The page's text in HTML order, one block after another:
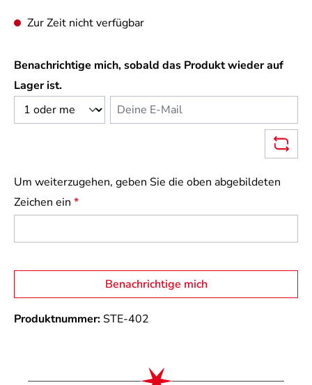
Zur Zeit nicht verfügbar
Benachrichtige mich, sobald das Produkt wieder auf
Lager ist.
Deine E-Mail
Um weiterzugehen, geben Sie die oben abgebildeten
Zeichen ein *
Benachrichtige mich
Produktnummer: STE-402